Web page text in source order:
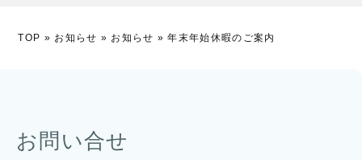
TOP » お知らせ » お知らせ »年末年始休暇のご案内
お問い合せ